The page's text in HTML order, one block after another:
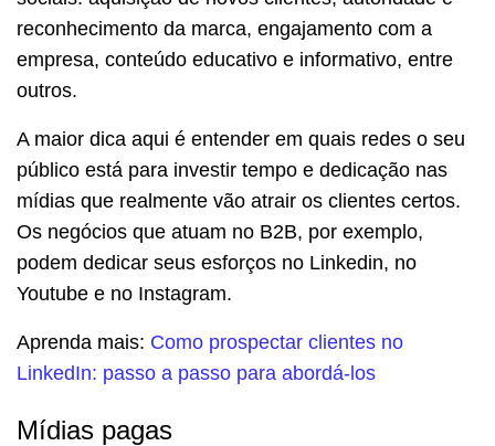
reconhecimento da marca, engajamento com a
empresa, conteúdo educativo e informativo, entre
outros.
A maior dica aqui é entender em quais redes o seu
público está para investir tempo e dedicação nas
mídias que realmente vão atrair os clientes certos.
Os negócios que atuam no B2B, por exemplo,
podem dedicar seus esforços no Linkedin, no
Youtube e no Instagram.
Aprenda mais: Como prospectar clientes no
LinkedIn: passo a passo para abordá-los
Mídias pagas